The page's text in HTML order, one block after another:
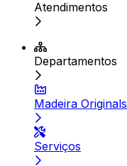
Atendimentos
Departamentos
Madeira Originals
Serviços